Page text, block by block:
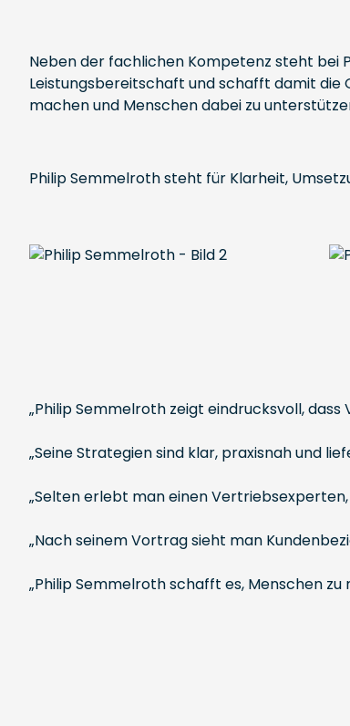
Neben der fachlichen Kompetenz steht bei
Leistungsbereitschaft und schafft damit die
machen und Menschen dabei zu
Philip Semmelroth steht für Klarheit,
„Philip Semmelroth zeigt eindrucksvoll,
„Seine Strategien sind klar, praxisnah und
„Selten erlebt man einen
„Nach seinem Vortrag sieht man
„Philip Semmelroth schafft es, Menschen